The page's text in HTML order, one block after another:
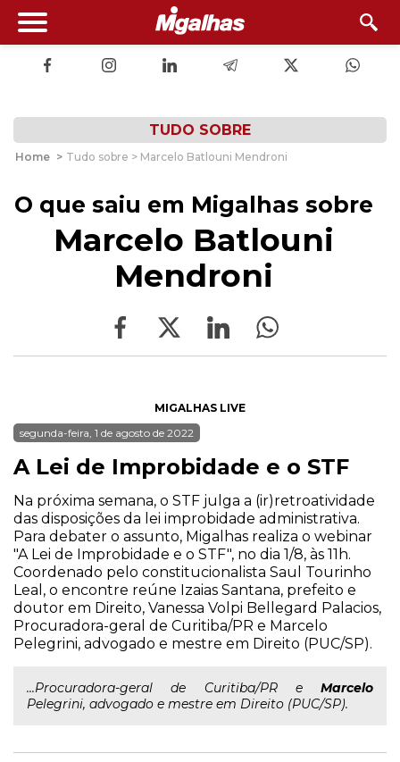
TUDO SOBRE
Home > Tudo sobre > Marcelo Batlouni Mendroni
O que saiu em Migalhas sobre
Marcelo Batlouni
Mendroni
MIGALHAS LIVE
segunda-feira, 1 de agosto de 2022
A Lei de Improbidade e o STF
Na próxima semana, o STF julga a (ir)retroatividade
das disposições da lei improbidade administrativa.
Para debater o assunto, Migalhas realiza o webinar
"A Lei de Improbidade e o STF", no dia 1/8, às 11h.
Coordenado pelo constitucionalista Saul Tourinho
Leal, o encontre reúne Izaias Santana, prefeito e
doutor em Direito, Vanessa Volpi Bellegard Palacios,
Procuradora-geral de Curitiba/PR e Marcelo
Pelegrini, advogado e mestre em Direito (PUC/SP).
...Procuradora-geral de Curitiba/PR e Marcelo
Pelegrini, advogado e mestre em Direito (PUC/SP).